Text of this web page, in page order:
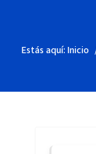
Estás aquí: Inicio